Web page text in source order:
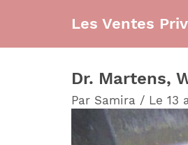
Les Ventes
Dr. Martens,
Par Samira / Le 13